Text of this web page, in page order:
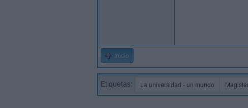
Inicio
Etiquetas: La universidad - un mundo